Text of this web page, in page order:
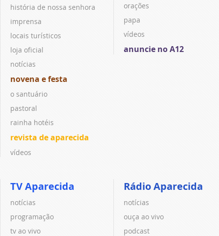
história de nossa senhora
imprensa
locais turísticos
loja oficial
notícias
novena e festa
o santuário
pastoral
rainha hotéis
revista de aparecida
vídeos
orações
papa
vídeos
anuncie no A12
TV Aparecida
notícias
programação
tv ao vivo
Rádio Aparecida
notícias
ouça ao vivo
podcast